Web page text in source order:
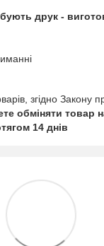
друк -
згідно Закону
обміняти товар
14 днів